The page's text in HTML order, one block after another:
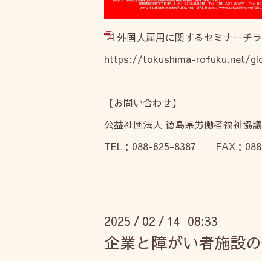
外国人雇用に関するセミナーチ
https://tokushima-rofuku.net/
【お問い合わせ】
公益社団法人 徳島県労働者福祉協
TEL ： 088-625-8387 FAX ：
2025 / 02 / 14 08:33
企業と障がい者施設